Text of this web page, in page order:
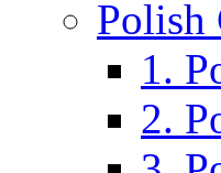
Polish
1.
2.